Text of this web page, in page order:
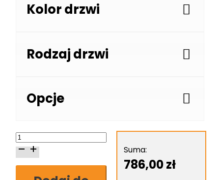
Kolor drzwi
Rodzaj drzwi
Opcje
ilość
Skrzydło
drzwiowe
Suma:
786,00zł